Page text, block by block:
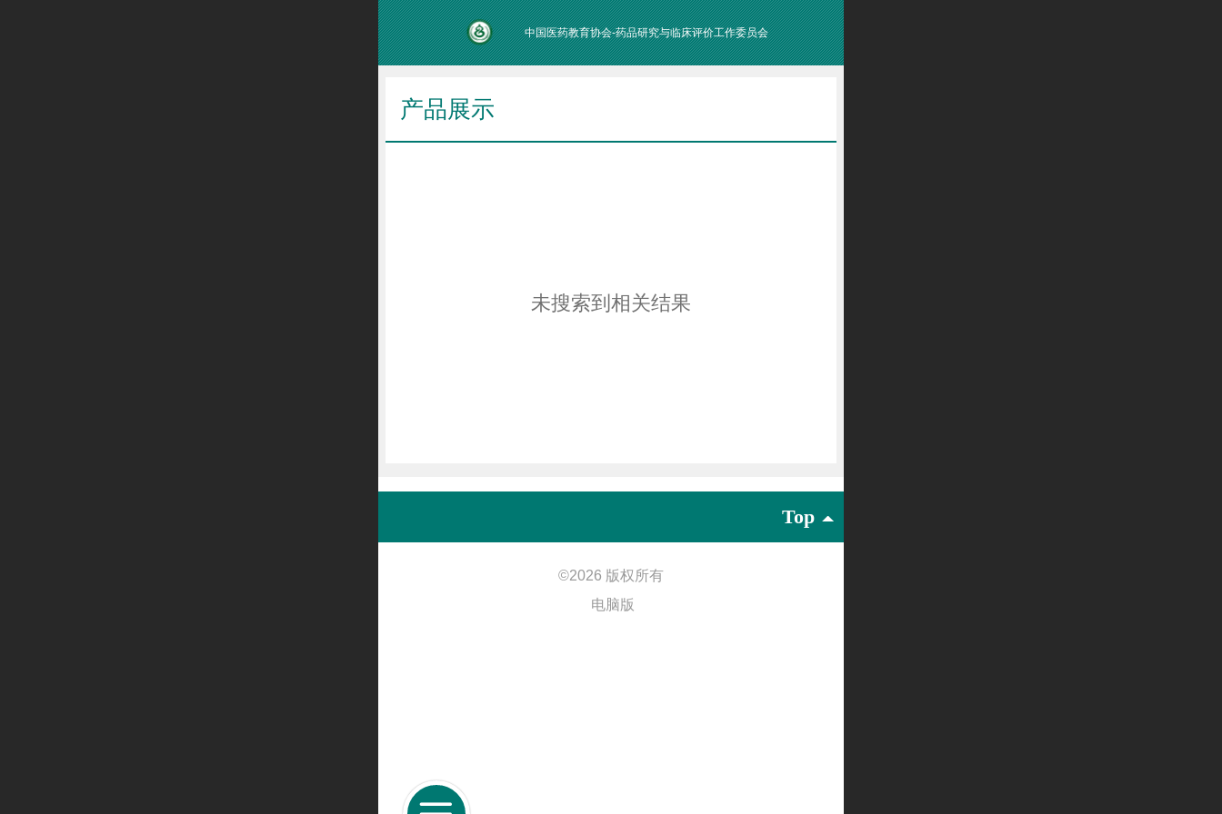
中国医药教育协会-药品研究与临床评价工作委员会
产品展示
未搜索到相关结果
Top
©2026 版权所有
电脑版